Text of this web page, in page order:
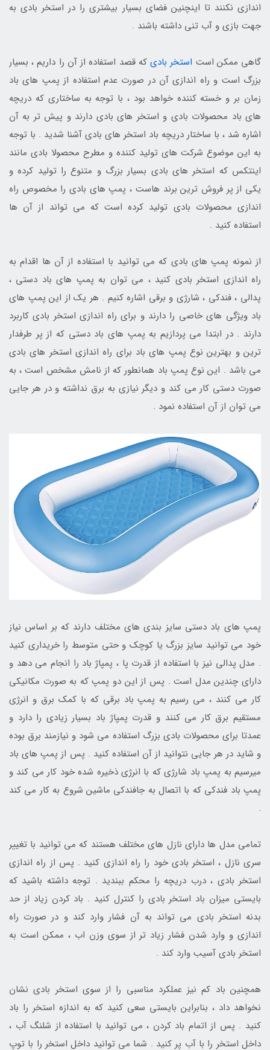
اندازی نکنند تا اینچنین فضای بسیار بیشتری را در استخر بادی به
جهت بازی و آب تنی داشته باشند .
گاهی ممکن است استخر بادیکه قصد استفاده از آن را داریم ، بسیار
بزرگ است و راه اندازی آن در صورت عدم استفاده از پمپ های باد
زمان بر و خسته کننده خواهد بود ، با توجه به ساختاری که دریچه
های باد محصولات بادی و استخر های بادی دارند و پیش تر به آن
اشاره شد ، با ساختار دریچه باد استخر های بادی آشنا شدید . با توجه
به این موضوع شرکت های تولید کننده و مطرح محصولا بادی مانند
اینتکس که استخر های بادی بسیار بزرگ و متنوع را تولید کرده و
یکی از پر فروش ترین برند هاست ، پمپ های بادی را مخصوص راه
اندازی محصولات بادی تولید کرده است که می تواند از آن ها
استفاده کنید .
از نمونه پمپ های بادی که می توانید با استفاده از آن ها اقدام به
راه اندازی استخر بادی کنید ، می توان به پمپ های باد دستی ،
پدالی ، فندکی ، شارژی و برقی اشاره کنیم . هر یک از این پمپ های
باد ویژگی های خاصی را دارند و برای راه اندازی استخر بادی کاربرد
دارند . در ابتدا می پردازیم به پمپ های باد دستی که از پر طرفدار
ترین و بهترین نوع پمپ های باد برای راه اندازی استخر های بادی
می باشد . این نوع پمپ باد همانطور که از نامش مشخص است ، به
صورت دستی کار می کند و دیگر نیازی به برق نداشته و در هر جایی
می توان از آن استفاده نمود .
پمپ های باد دستی سایز بندی های مختلف دارند که بر اساس نیاز
خود می توانید سایز بزرگ یا کوچک و حتی متوسط را خریداری کنید
. مدل پدالی نیز با استفاده از قدرت پا ، پمپاژ باد را انجام می دهد و
دارای چندین مدل است . پس از این دو پمپ که به صورت مکانیکی
کار می کنند ، می رسیم به پمپ باد برقی که با کمک برق و انرژی
مستقیم برق کار می کنند و قدرت پمپاژ باد بسیار زیادی را دارد و
عمدتا برای محصولات بادی بزرگ استفاده می شود و نیازمند برق بوده
و شاید در هر جایی نتوانید از آن استفاده کنید . پس از پمپ های باد
میرسیم به پمپ باد شارژی که با انرژی ذخیره شده خود کار می کند و
پمپ باد فندکی که با اتصال به جافندکی ماشین شروع به کار می کند
.
تمامی مدل ها دارای نازل های مختلف هستند که می توانید با تغییر
سری نازل ، استخر بادی خود را راه اندازی کنید . پس از راه اندازی
استخر بادی ، درب دریچه را محکم ببندید . توجه داشته باشید که
بایستی میزان باد استخر بادی را کنترل کنید . باد کردن زیاد از حد
بدنه استخر بادی می تواند به آن فشار وارد کند و در صورت راه
اندازی و وارد شدن فشار زیاد تر از سوی وزن اب ، ممکن است به
استخر بادی آسیب وارد کند .
همچنین باد کم نیز عملکرد مناسبی را از سوی استخر بادی نشان
نخواهد داد ، بنابراین بایستی سعی کنید که به اندازه استخر را باد
کنید . پس از اتمام باد کردن ، می توانید با استفاده از شلنگ آب ،
داخل استخر را با آب پر کنید . شما می توانید داخل استخر را با توپ